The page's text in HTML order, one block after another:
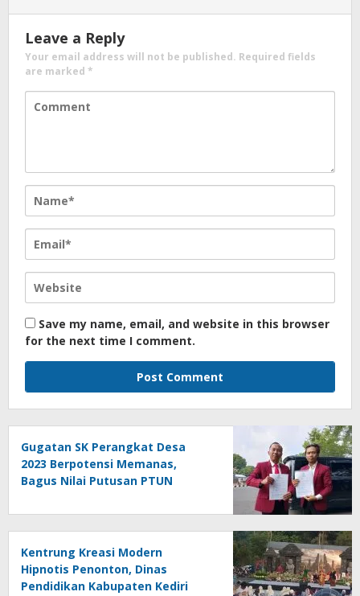
Leave a Reply
Your email address will not be published. Required fields
are marked *
Save my name, email, and website in this browser
for the next time I comment.
Gugatan SK Perangkat Desa
2023 Berpotensi Memanas,
Bagus Nilai Putusan PTUN
Kentrung Kreasi Modern
Hipnotis Penonton, Dinas
Pendidikan Kabupaten Kediri